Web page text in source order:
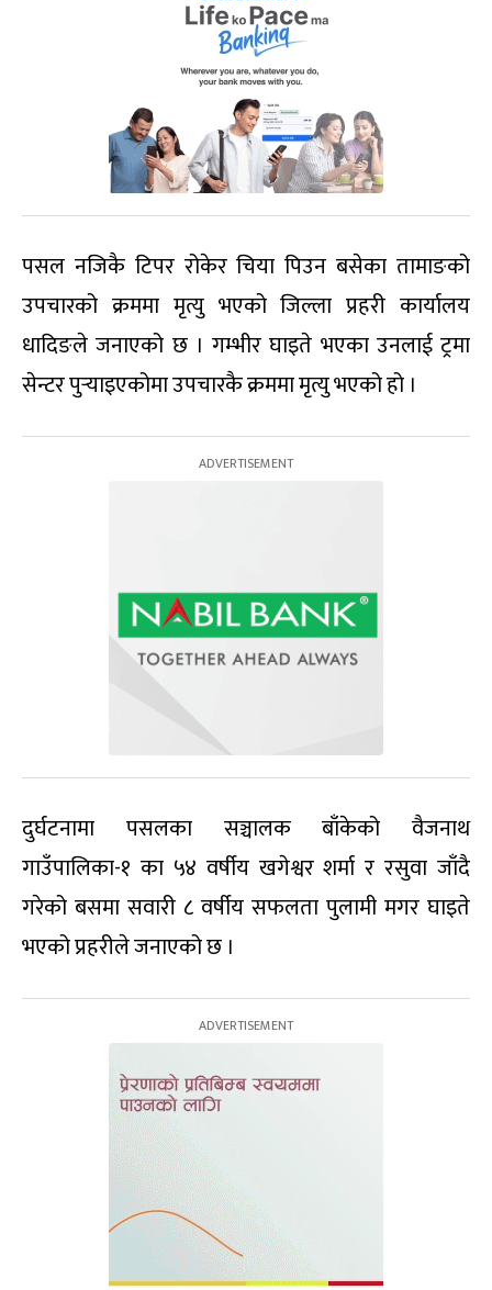
पसल नजिकै टिपर रोकेर चिया पिउन बसेका तामाङको
उपचारको क्रममा मृत्यु भएको जिल्ला प्रहरी कार्यालय
धादिङले जनाएको छ । गम्भीर घाइते भएका उनलाई ट्रमा
सेन्टर पुर्‍याइएकोमा उपचारकै क्रममा मृत्यु भएको हो ।
दुर्घटनामा पसलका सञ्चालक बाँकेको वैजनाथ
गाउँपालिका-१ का ५४ वर्षीय खगेश्वर शर्मा र रसुवा जाँदै
गरेको बसमा सवारी ८ वर्षीय सफलता पुलामी मगर घाइते
भएको प्रहरीले जनाएको छ ।